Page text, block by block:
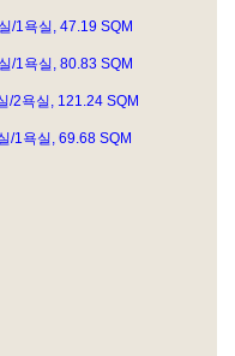
/1욕실, 47.19 SQM
/1욕실, 80.83 SQM
/2욕실, 121.24 SQM
/1욕실, 69.68 SQM